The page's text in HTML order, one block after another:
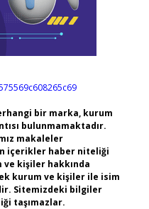
bir marka, kurum
bulunmamaktadır.
makaleler
içerikler haber niteliği
kişiler hakkında
kurum ve kişiler ile isim
Sitemizdeki bilgiler
taşımazlar.